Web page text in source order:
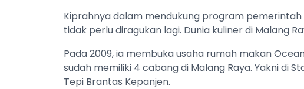
‎Kiprahnya dalam mendukung program
tidak perlu diragukan lagi. Dunia kuliner di Malang
‎Pada 2009, ia membuka usaha rumah makan
sudah memiliki 4 cabang di Malang Raya. Yakni di
Tepi Brantas Kepanjen.